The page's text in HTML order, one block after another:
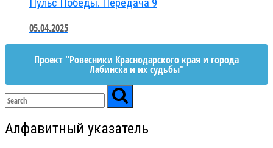
Пульс Победы. Передача 9
05.04.2025
Проект "Ровесники Краснодарского края и города
Лабинска и их судьбы"
Алфавитный указатель